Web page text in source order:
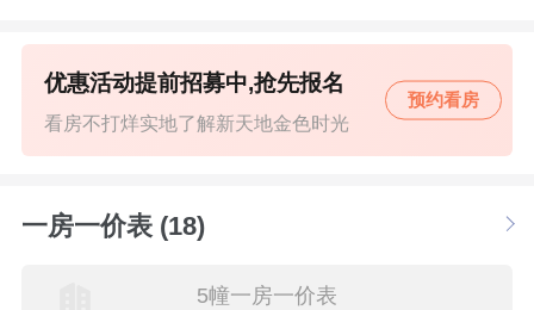
看房不打烊实地了解新天地金色时光
优惠活动提前招募中,抢先报名
预约看房
一房一价表 (18)
5幢一房一价表